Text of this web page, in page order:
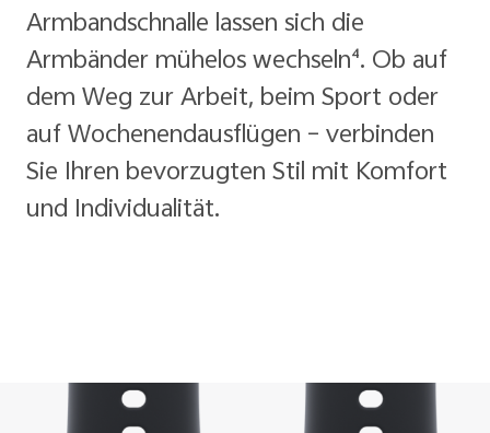
Armbandschnalle lassen sich die
Armbänder mühelos wechseln⁴. Ob auf
dem Weg zur Arbeit, beim Sport oder
auf Wochenendausflügen – verbinden
Sie Ihren bevorzugten Stil mit Komfort
und Individualität.